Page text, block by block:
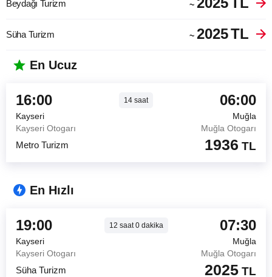
Beydağı Turizm ~
Süha Turizm ~ 2025TL
En Ucuz
16:00 14 saat 06:00
Kayseri
Muğla
Kayseri Otogarı
Muğla Otogarı
Metro Turizm 1936 TL
En Hızlı
19:00 12 saat0dakika 07:30
Kayseri
Muğla
Kayseri Otogarı
Muğla Otogarı
Süha Turizm 2025 TL